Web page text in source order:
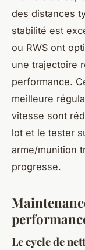
des distances
stabilité est
ou RWS ont
une trajectoire
performance.
meilleure
vitesse sont
lot et le tester
arme/munition
progresse.
Le cycle de